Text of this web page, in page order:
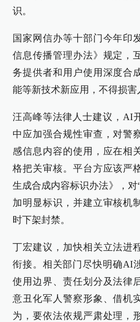
识。
国家网信办等十部门今年印
信息传播管理办法》规定，
务提供者和用户使用深度合
能等新技术新应用，不得损害
汪高峰等法律人士建议，AI
中应加强合规性审查，对警
感信息内容的使用，应在相
格把关审核。平台方应该严
生成合成内容标识办法》，对
加明显标识，并建立审核机
时下架封禁。
丁宏建议，加快相关立法进
衔接。相关部门尽快明确AI
使用边界、责任划分及法律
意丑化军人警察形象、借机
为，要依法依规严肃处理，